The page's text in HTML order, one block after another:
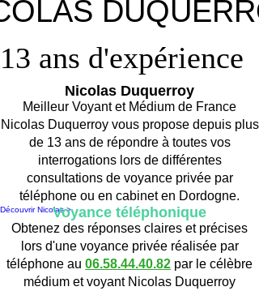
13 ans d'expérience
13 ans d'expérience
Nicolas Duquerroy
Meilleur Voyant et Médium de France
Nicolas Duquerroy vous propose depuis plus
de 13 ans de répondre à toutes vos
interrogations lors de différentes
consultations de voyance privée par
téléphone ou en cabinet en Dordogne.
Découvrir Nicolas >Voyance téléphonique
Obtenez des réponses claires et précises
lors d'une voyance privée réalisée par
téléphone au 06.58.44.40.82 par le célèbre
médium et voyant Nicolas Duquerroy